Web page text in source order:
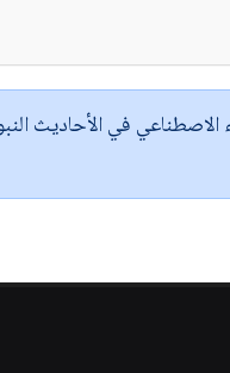
في الأحاديث